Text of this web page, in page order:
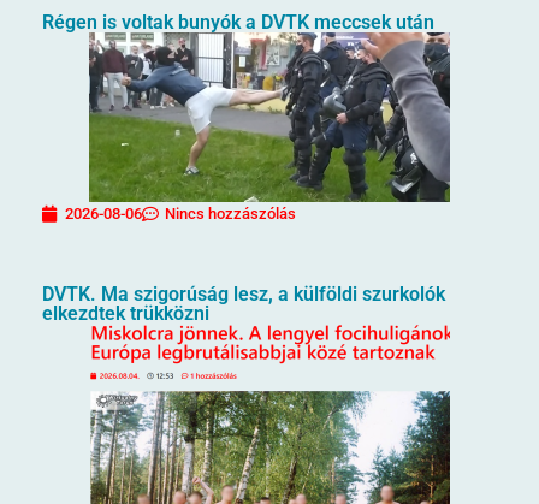
Régen is voltak bunyók a DVTK meccsek után
2026-08-06 Nincs hozzászólás
DVTK. Ma szigorúság lesz, a külföldi szurkolók
elkezdtek trükközni